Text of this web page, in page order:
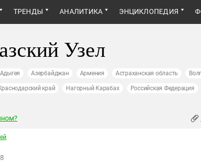
ТРЕНДЫ АНАЛИТИКА ЭНЦИКЛОПЕДИЯ
Узел
Адыгея Азербайджан Армения Астраханская область
край Нагорный Карабах Российская Федерация